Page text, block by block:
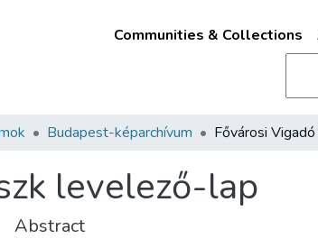
Communities & Collections
Budapest-képarchívum
levelező-lap
Abstract